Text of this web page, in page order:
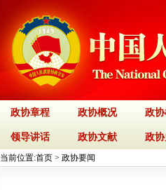
政协章程 政协概况 政
领导讲话 政协文献 政
当前位置:首页 > 政协要闻